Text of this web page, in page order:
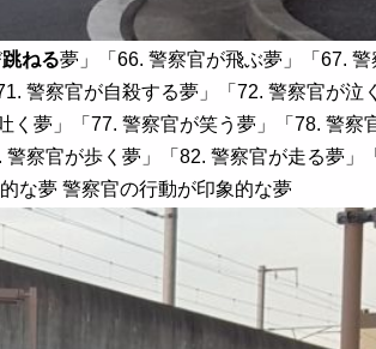
跳ねる夢」「66. 警察官が飛ぶ夢」「67.
警察官が自殺する夢」「72. 警察官が
く夢」「77. 警察官が笑う夢」「78. 警
察官が歩く夢」「82. 警察官が走る夢
な夢 警察官の行動が印象的な夢